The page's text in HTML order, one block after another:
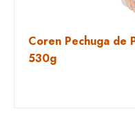
Coren Pechuga de
530g